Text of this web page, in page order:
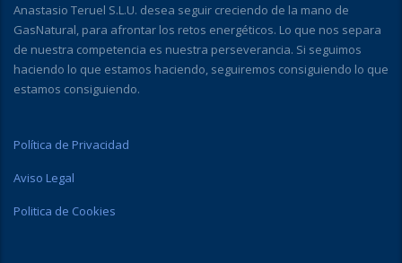
Anastasio Teruel S.L.U. desea seguir creciendo de la mano de
GasNatural, para afrontar los retos energéticos. Lo que nos separa
de nuestra competencia es nuestra perseverancia. Si seguimos
haciendo lo que estamos haciendo, seguiremos consiguiendo lo que
estamos consiguiendo.
Política de Privacidad
Aviso Legal
Politica de Cookies